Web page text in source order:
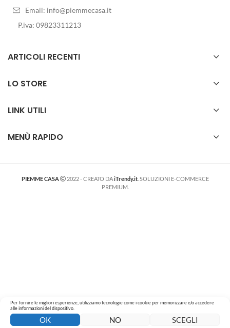
Per fornire le migliori esperienze, utilizziamo tecnologie come i cookie per memorizzare e/o accedere
alle informazioni del dispositivo.
OK NO SCEGLI
Email: info@piemmecasa.it
P.iva: 09823311213
ARTICOLI RECENTI
LO STORE
LINK UTILI
MENÙ RAPIDO
PIEMME CASA 2022 - CREATO DAiTrendy.it. SOLUZIONI E-COMMERCE
PREMIUM.